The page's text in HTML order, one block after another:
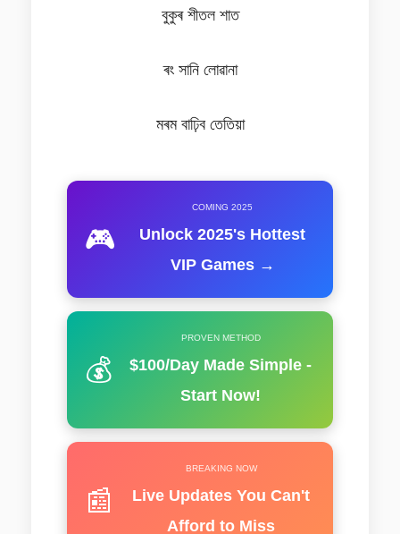
বুকুৰ শীতল শাত
ৰং সানি লোৱানা
মৰম বাঢ়িব তেতিয়া
🎮
COMING 2025
Unlock 2025's Hottest
VIP Games →
💰
PROVEN METHOD
$100/Day Made Simple -
Start Now!
📰
BREAKING NOW
Live Updates You Can't
Afford to Miss